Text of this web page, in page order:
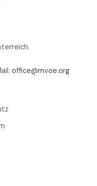
office@mvoe.org